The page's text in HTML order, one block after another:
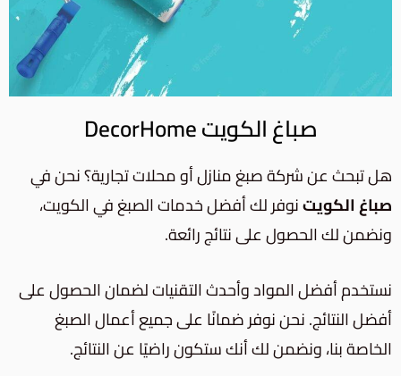
صباغ الكويت DecorHome
هل تبحث عن شركة صبغ منازل أو محلات تجارية؟ نحن في
صباغ الكويتنوفر لك أفضل خدمات الصبغ في الكويت،
ونضمن لك الحصول على نتائج رائعة.
نستخدم أفضل المواد وأحدث التقنيات لضمان الحصول على
أفضل النتائج. نحن نوفر ضمانًا على جميع أعمال الصبغ
الخاصة بنا، ونضمن لك أنك ستكون راضيًا عن النتائج.